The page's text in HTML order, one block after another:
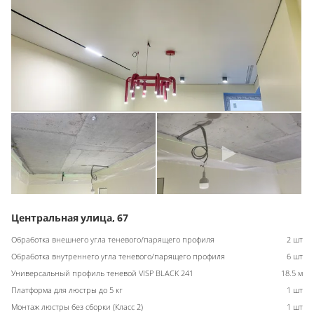
Центральная улица, 67
Обработка внешнего угла теневого/парящего профиля
2 шт
Обработка внутреннего угла теневого/парящего профиля
6 шт
Универсальный профиль теневой VISP BLACK 241
18.5 м
Платформа для люстры до 5 кг
1 шт
Монтаж люстры без сборки (Класс 2)
1 шт